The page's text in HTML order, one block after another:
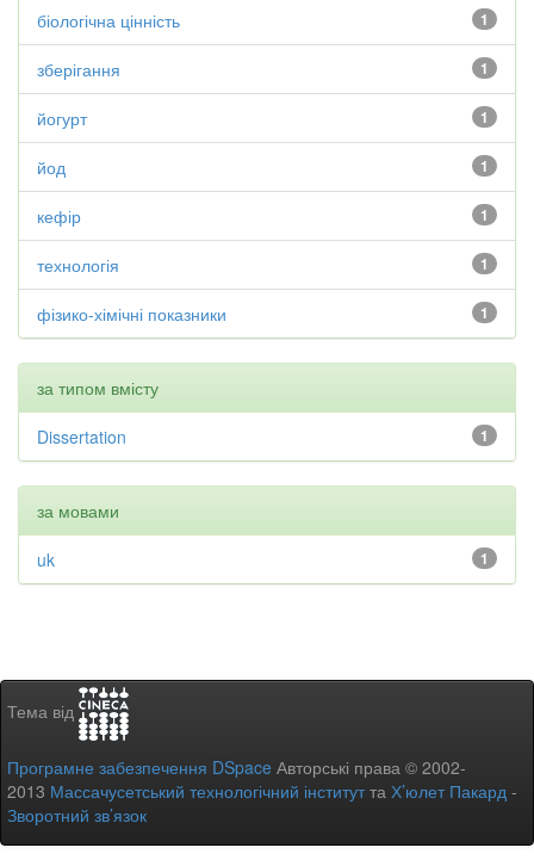
1
біологічна цінність
1
зберігання
1
йогурт
1
йод
1
кефір
1
технологія
1
фізико-хімічні показники
за типом вмісту
1
Dissertation
за мовами
1
uk
Тема від
Програмне забезпечення DSpace Авторські права © 2002-
2013 Массачусетський технологічний інститутта Х’юлет Пакард -
Зворотний зв’язок